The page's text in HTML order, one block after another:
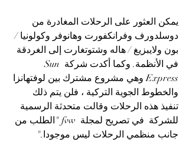
يمكن العثور على الرحلات المغادرة من
دوسلدورف وفرانكفورت وهانوفر وكولونيا /
بون ولايبزيغ / هاله وشتوتغارت إلى الغردقة
في الأنظمة. وكما أكدت شركة Sun
Express وهي مشروع مشترك بين لوفتهانزا
والخطوط الجوية التركية ، فلن يتم ذلك
تنفيذ هذه الرحلات وقالت متحدثة الرسمية
للشركة  في تصريح لمجلة
"الطلب من
جانب منظمي الرحلات ليس موجودا."